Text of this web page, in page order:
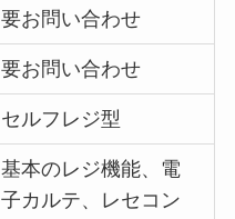
要お問い合わせ
要お問い合わせ
セルフレジ型
基本のレジ機能、電
子カルテ、レセコン